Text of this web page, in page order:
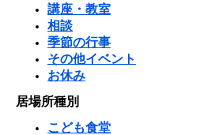
講座・教室
相談
季節の行事
その他イベント
お休み
居場所種別
こども食堂